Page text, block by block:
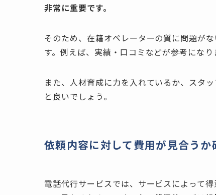
非常に重要です。
そのため、在籍オペレーターの質に問題が
す。例えば、実績・口コミなどが参考になり
また、人材育成に力を入れているか、スタ
と良いでしょう。
依頼内容に対して費用が見合うか
電話代行サービスでは、サービスによって